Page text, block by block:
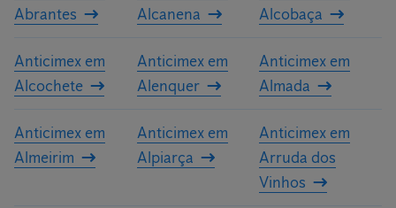
Abrantes
Alcanena
Alcobaça
Anticimex em
Alcochete
Anticimex em
Alenquer
Anticimex em
Almada
Anticimex em
Almeirim
Anticimex em
Alpiarça
Anticimex em
Arruda dos
Vinhos